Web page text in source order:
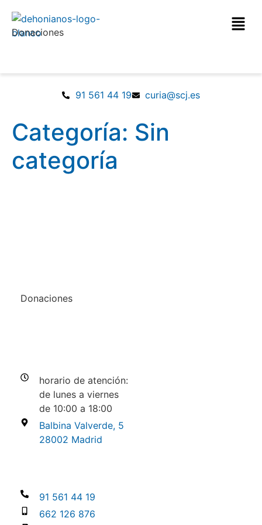
91 561 44 19 curia@scj.es
Donaciones
Categoría: Sin
categoría
Donaciones
horario de atención:
de lunes a viernes
de 10:00 a 18:00
Balbina Valverde, 5
28002 Madrid
91 561 44 19
662 126 876